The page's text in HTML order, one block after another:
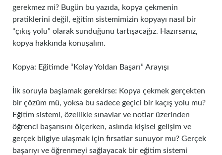
gerekmez mi? Bugün bu yazıda, kopya çekmenin
pratiklerini değil, eğitim sistemimizin kopyayı nasıl bir
“çıkış yolu” olarak sunduğunu tartışacağız. Hazırsanız,
kopya hakkında konuşalım.
Kopya: Eğitimde “Kolay Yoldan Başarı” Arayışı
İlk soruyla başlamak gerekirse: Kopya çekmek gerçekten
bir çözüm mü, yoksa bu sadece geçici bir kaçış yolu mu?
Eğitim sistemi, özellikle sınavlar ve notlar üzerinden
öğrenci başarısını ölçerken, aslında kişisel gelişim ve
gerçek bilgiye ulaşmak için fırsatlar sunuyor mu? Gerçek
başarıyı ve öğrenmeyi sağlayacak bir eğitim sistemi